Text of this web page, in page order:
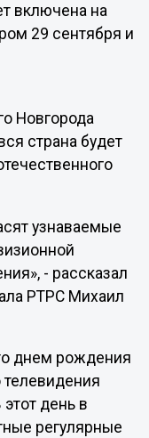
включена на
29 сентября и
Новгорода
страна будет
узнаваемые
- рассказал
РТРС Михаил
днем рождения
телевидения
день в
регулярные